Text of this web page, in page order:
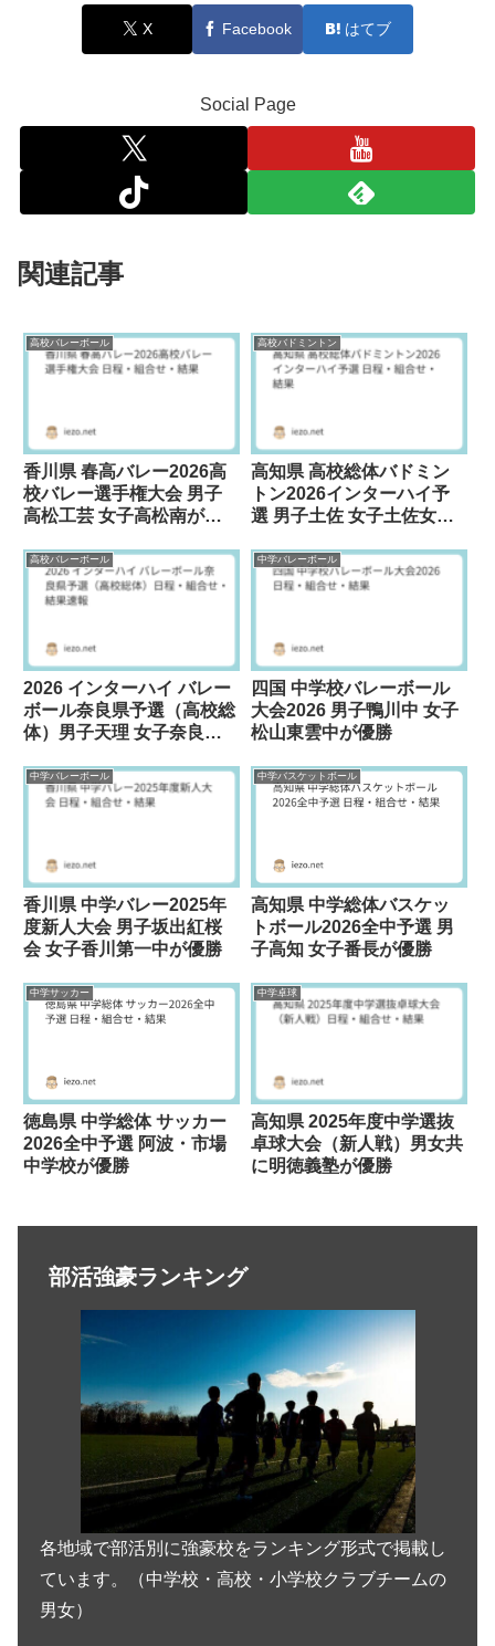
X Facebook はてブ
Social Page
関連記事
高校バレーボール
香川県 春高バレー2026高
校バレー選手権大会 男子
高松工芸 女子高松南が優
高校バドミントン
高知県 高校総体バドミン
トン2026インターハイ予
選 男子土佐 女子土佐女が
高校バレーボール
2026 インターハイ バレー
ボール奈良県予選（高校総
体）男子天理 女子奈良女
中学バレーボール
四国 中学校バレーボール
大会2026 男子鴨川中 女子
松山東雲中が優勝
中学バレーボール
香川県 中学バレー2025年
度新人大会 男子坂出紅桜
会 女子香川第一中が優勝
中学バスケットボール
高知県 中学総体バスケッ
トボール2026全中予選 男
子高知 女子番長が優勝
中学サッカー
徳島県 中学総体 サッカー
2026全中予選 阿波・市場
中学校が優勝
中学卓球
高知県 2025年度中学選抜
卓球大会（新人戦）男女共
に明徳義塾が優勝
部活強豪ランキング
各地域で部活別に強豪校をランキング形式で掲載し
ています。（中学校・高校・小学校クラブチームの
男女）